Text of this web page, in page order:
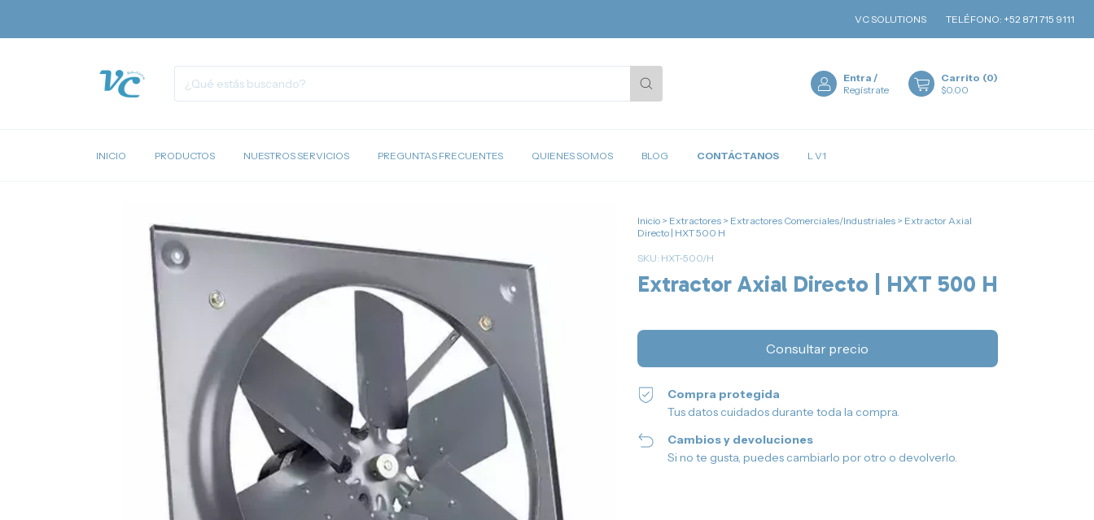
VC SOLUTIONS TELÉFONO: +52 871 715 9111 EMAIL:
Entra /
Regístrate
Carrito (0)
$0.00
INICIO PRODUCTOS NUESTROS SERVICIOS PREGUNTAS FRECUENTES QUIENES SOMOS BLOG CONTÁCTANOS L V1
Inicio > Extractores > Extractores Comerciales/Industriales > Extractor Axial
Directo | HXT 500 H
SKU: HXT-500/H
Extractor Axial Directo | HXT 500 H
Compra protegida
Tus datos cuidados durante toda la compra.
Cambios y devoluciones
Si no te gusta, puedes cambiarlo por otro o devolverlo.